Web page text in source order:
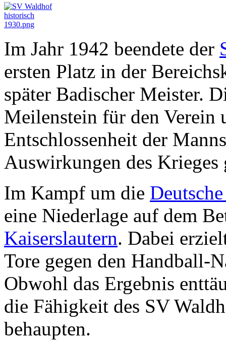
Im Jahr 1942 beendete der
ersten Platz in der
später Badischer Meister.
Meilenstein für den Verein
Entschlossenheit der
Auswirkungen des Krieges
Im Kampf um die
eine Niederlage auf dem
Kaiserslautern. Dabei
Tore gegen den Handball-
Obwohl das Ergebnis
die Fähigkeit des SV
behaupten.